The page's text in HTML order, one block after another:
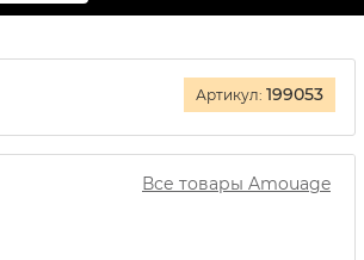
Артикул: 199053
Все товары Amouage